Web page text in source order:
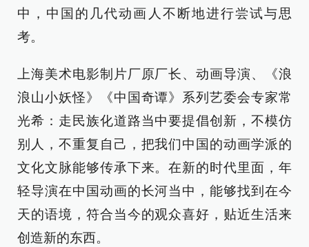
中，中国的几代动画人不断地进行尝试与思
考。
上海美术电影制片厂原厂长、动画导演、《浪
浪山小妖怪》《中国奇谭》系列艺委会专家常
光希：走民族化道路当中要提倡创新，不模仿
别人，不重复自己，把我们中国的动画学派的
文化文脉能够传承下来。在新的时代里面，年
轻导演在中国动画的长河当中，能够找到在今
天的语境，符合当今的观众喜好，贴近生活来
创造新的东西。